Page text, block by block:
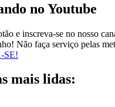
no Youtube
e inscreva-se no nosso
Não faça serviço pelas
SE!
mais lidas: